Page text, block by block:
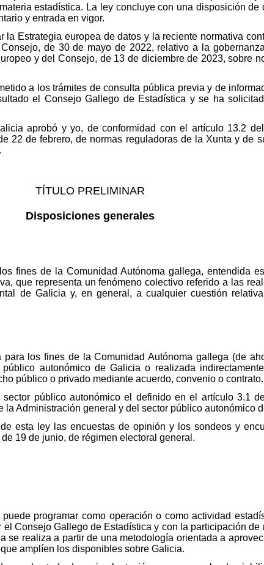
estadística. La ley concluye con una disposición de
y entrada en vigor.
la Estrategia europea de datos y la reciente normativa
de 30 de mayo de 2022, relativo a la
y del Consejo, de 13 de diciembre de 2023, sobre
a los trámites de consulta pública previa y de
el Consejo Gallego de Estadística y se ha
aprobó y yo, de conformidad con el artículo 13.2
22 de febrero, de normas reguladoras de la Xunta y de
TÍTULO PRELIMINAR
Disposiciones generales
fines de la Comunidad Autónoma gallega, entendida
que representa un fenómeno colectivo referido a las
de Galicia y, en general, a cualquier cuestión
los fines de la Comunidad Autónoma gallega (de
autonómico de Galicia o realizada
público o privado mediante acuerdo, convenio o contrato.
público autonómico el definido en el artículo 3.1
Administración general y del sector público autonómico
esta ley las encuestas de opinión y los sondeos y
19 de junio, de régimen electoral general.
programar como operación o como actividad
Consejo Gallego de Estadística y con la participación
se realiza a partir de una metodología orientada a
amplíen los disponibles sobre Galicia.